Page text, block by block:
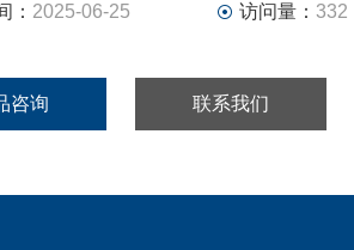
： 2025-06-25 访问量： 332
咨询 联系我们